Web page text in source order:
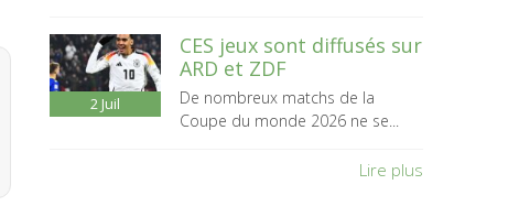
2 Juil
CES jeux sont diffusés sur
ARD et ZDF
De nombreux matchs de la
Coupe du monde 2026 ne se...
Lire plus